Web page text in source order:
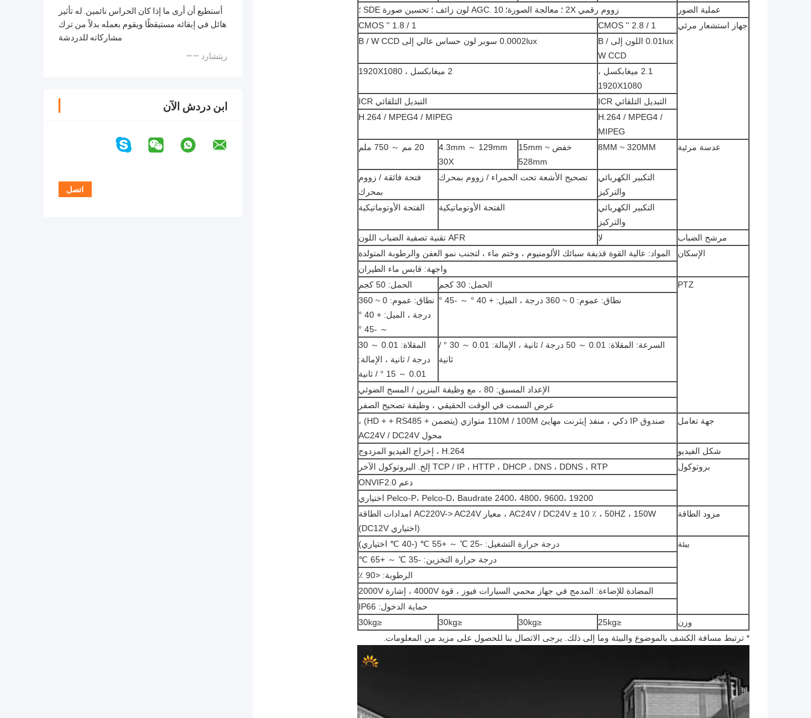
أستطيع أن أرى ما إذا كان الحراس نائمين. له تأثير
هائل في إبقائه مستيقظًا ويقوم بعمله بدلاً من ترك
مشاركاته للدردشة
—— ريتشارد
ابن دردش الآن
عملية الصور
زووم رقمي 2X ؛ معالجة الصورة؛ AGC. 10 لون زائف ؛
تحسين صورة SDE ؛
جهاز استشعار مرئي
1 / 2.8 '' CMOS
1 / 1.8 '' CMOS
0.01lux اللون إلى B /
W CCD
0.0002lux سوبر لون حساس عالي إلى B / W CCD
2.1 ميغابكسل ،
1920X1080
2 ميغابكسل ، 1920X1080
التبديل التلقائي ICR
التبديل التلقائي ICR
H.264 / MPEG4 /
MIPEG
H.264 / MPEG4 / MIPEG
عدسة مرئية 8MM ~ 320MM
خفض 15mm ~
528mm
4.3mm ～ 129mm
30X
20 مم ～ 750 ملم
التكبير الكهربائي
والتركيز
تصحيح الأشعة تحت الحمراء / زووم بمحرك
فتحة فائقة / زووم
بمحرك
التكبير الكهربائي
والتركيز
الفتحة الأوتوماتيكية الفتحة الأوتوماتيكية
مرشح الضباب لا
AFR تقنية تصفية الضباب اللون
الإسكان
المواد: عالية القوة قذيفة سبائك الألومنيوم ، وختم ماء ، لتجنب نمو العفن والرطوبة المتولدة
واجهة: قابس ماء الطيران
PTZ
الحمل: 30 كجم
الحمل: 50 كجم
نطاق: عموم: 0 ~ 360 درجة ، الميل: + 40 ° ～ -45 °
نطاق: عموم: 0 ~ 360
درجة ، الميل: + 40 °
～ -45 °
السرعة: المقلاة: 0.01 ～ 50 درجة / ثانية ، الإمالة: 0.01 ～ 30 ° /
ثانية
المقلاة: 0.01 ～ 30
درجة / ثانية ، الإمالة:
0.01 ～ 15 ° / ثانية
الإعداد المسبق: 80 ، مع وظيفة البنزين / المسح الضوئي
عرض السمت في الوقت الحقيقي ، وظيفة تصحيح الصفر
جهة تعامل
صندوق IP ذكي ، منفذ إيثرنت مهايئ 110M / 100M متوازي (يتضمن + HD + + RS485) ،
محول AC24V / DC24V
شكل الفيديو
H.264 ، إخراج الفيديو المزدوج
بروتوكول
TCP / IP ، HTTP ، DHCP ، DNS ، DDNS ، RTP إلخ.
البروتوكول الآخر
دعم ONVIF2.0
Pelco-P، Pelco-D، Baudrate 2400، 4800، 9600، 19200 اختياري
مزود الطاقة
AC24V / DC24V ± 10 ٪ ، 50HZ ، 150W ، معيار AC220V-> AC24V امدادات الطاقة
(اختياري DC12V)
بيئة
درجة حرارة التشغيل: -25 ℃ ～ +55 ℃ (-40 ℃ اختياري)
درجة حرارة التخزين: -35 ℃ ～ +65 ℃
الرطوبة: <90 ٪
المضادة للإضاءة: المدمج في جهاز محمي السيارات فيوز ، قوة 4000V ، إشارة 2000V
حماية الدخول: IP66
وزن
≤25kg
≤30kg
≤30kg
≤30kg
* ترتبط مسافة الكشف بالموضوع والبيئة وما إلى ذلك. يرجى الاتصال بنا للحصول على مزيد من المعلومات.